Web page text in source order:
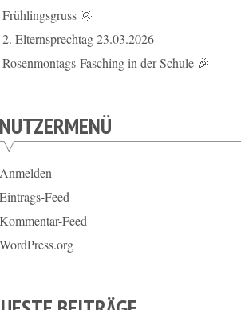
Frühlingsgruss 🌞
2. Elternsprechtag 23.03.2026
Rosenmontags-Fasching in der Schule 🎉
Feed
Feed